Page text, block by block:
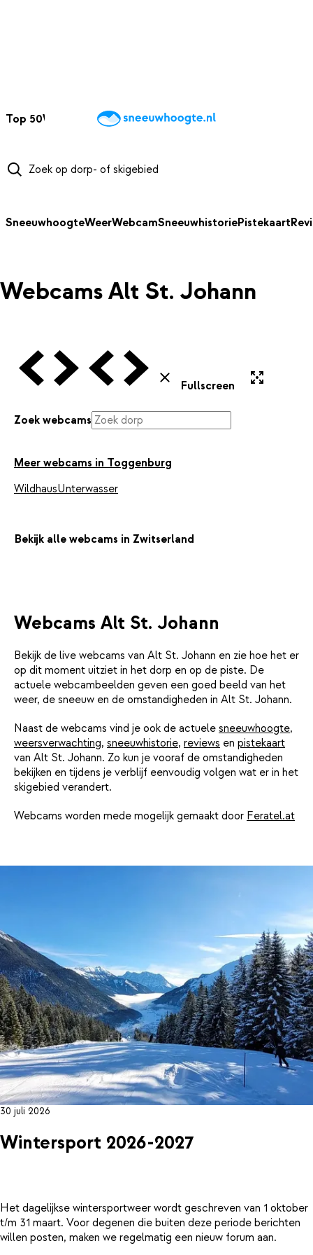
Top 50Webcams WintersportweerKaarten
SneeuwhoogteWeerWebcamSneeuwhistoriePistekaart
Webcams Alt St. Johann
Vorige Webcam
Volgende Webcam
Vorige Webcam
Volgende Webcam
Sluiten
Fullscreen
Zoek webcams
Meer webcams in Toggenburg
WildhausUnterwasser
Bekijk alle webcams in Zwitserland
Webcams Alt St. Johann
Bekijk de live webcams van Alt St. Johann en zie hoe het er
op dit moment uitziet in het dorp en op de piste. De
actuele webcambeelden geven een goed beeld van het
weer, de sneeuw en de omstandigheden in Alt St. Johann.
Naast de webcams vind je ook de actuele sneeuwhoogte,
weersverwachting, sneeuwhistorie, reviews en pistekaart
van Alt St. Johann. Zo kun je vooraf de omstandigheden
bekijken en tijdens je verblijf eenvoudig volgen wat er in het
skigebied verandert.
Webcams worden mede mogelijk gemaakt door Feratel.at
30 juli 2026
Wintersport 2026-2027
Het dagelijkse wintersportweer wordt geschreven van 1 oktober
t/m 31 maart. Voor degenen die buiten deze periode berichten
willen posten, maken we regelmatig een nieuw forum aan.